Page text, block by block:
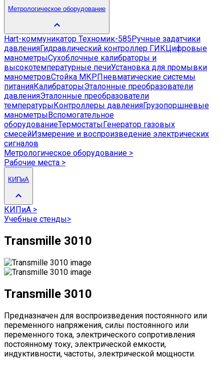
Метрологическое оборудование
Hart-коммуникатор Техномик-585 Ручные задатчики
давленияГидравлический контроллер ГИКЦифровые
манометрыСухоблочные калибраторы и
высокотемпературные печиУстановка для промывки
манометровСтойка МКР Пневматические системы
питанияКалибраторыЭталонные преобразователи
давленияЭталонные преобразователи
температуры Контроллеры давленияГрузопоршневые
манометры Вспомогательное
оборудованиеТермостаты Генератор газовых
смесейИзмерение и воспроизведение электрических
сигналов
Метрологическое оборудование >
Рабочие места >
КИПиА
КИПиА >
Учебные стенды>
Transmille 3010
Transmille 3010
Предназначен для воспроизведения постоянного или
переменного напряжения, силы постоянного или
переменного тока, электрического сопротивления
постоянному току, электрической емкости,
индуктивности, частоты, электрической мощности.